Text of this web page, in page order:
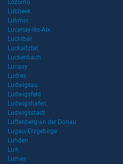
Lozorno
Lubbeek
Lubmin
Lucenay-lès-Aix
Luchtbal
Luckaitztal
Luckenbach
Lucquy
Ludres
Ludwigsau
Ludwigsfeld
Ludwigshafen
Ludwigsstadt
Luftenberg an der Donau
Lugau/Erzgebirge
Luhden
Luik
Lumes